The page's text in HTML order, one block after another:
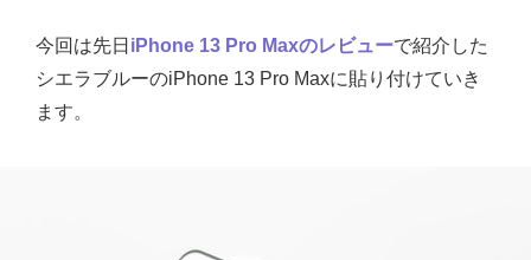
今回は先日 iPhone 13 Pro Maxのレビューで紹介した
シエラブルーのiPhone 13 Pro Maxに貼り付けていき
ます。